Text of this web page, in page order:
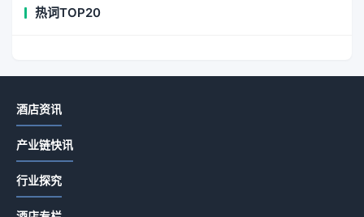
热词TOP20
酒店资讯
产业链快讯
行业探究